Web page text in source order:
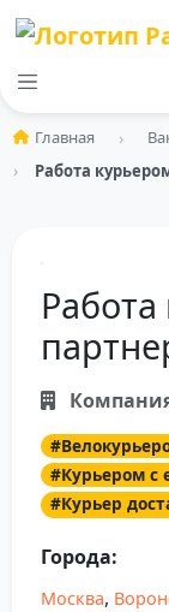
Главная
Работа
#Курьером с
#Курьер
Города:
Москва,